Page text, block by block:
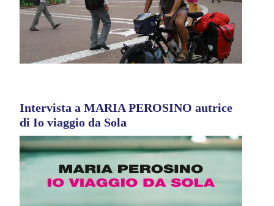
Intervista a MARIA PEROSINO autrice
di Io viaggio da Sola